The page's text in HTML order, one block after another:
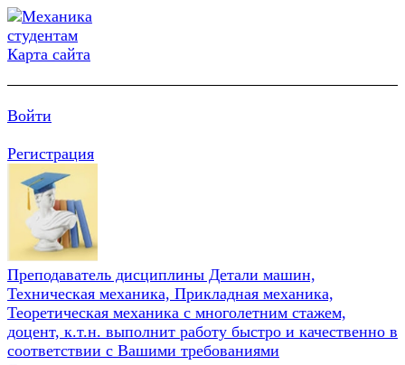
Карта сайта
Войти
Регистрация
Преподаватель дисциплины Детали машин,
Техническая механика, Прикладная механика,
Теоретическая механика с многолетним стажем,
доцент, к.т.н. выполнит работу быстро и качественно в
соответствии с Вашими требованиями